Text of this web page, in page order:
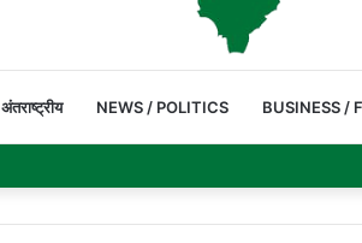
अंतराष्ट्रीय NEWS / POLITICS BUSINESS /